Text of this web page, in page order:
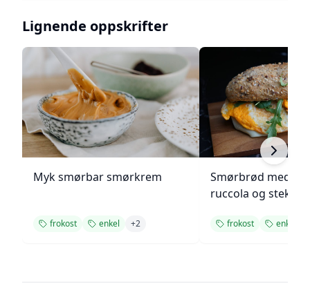
Lignende oppskrifter
Myk smørbar smørkrem
frokost enkel +2
Smørbrød med
ruccola og stekt
frokost enkel